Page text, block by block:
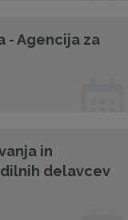
- Agencija za
in
delavcev